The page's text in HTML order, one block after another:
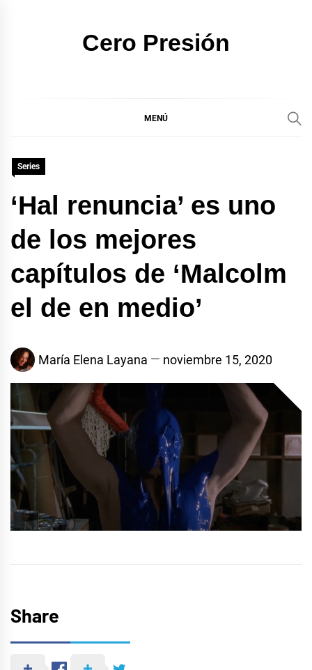
Cero Presión
MENÚ
Series
‘Hal renuncia’ es uno
de los mejores
capítulos de ‘Malcolm
el de en medio’
María Elena Layana noviembre 15, 2020
Share